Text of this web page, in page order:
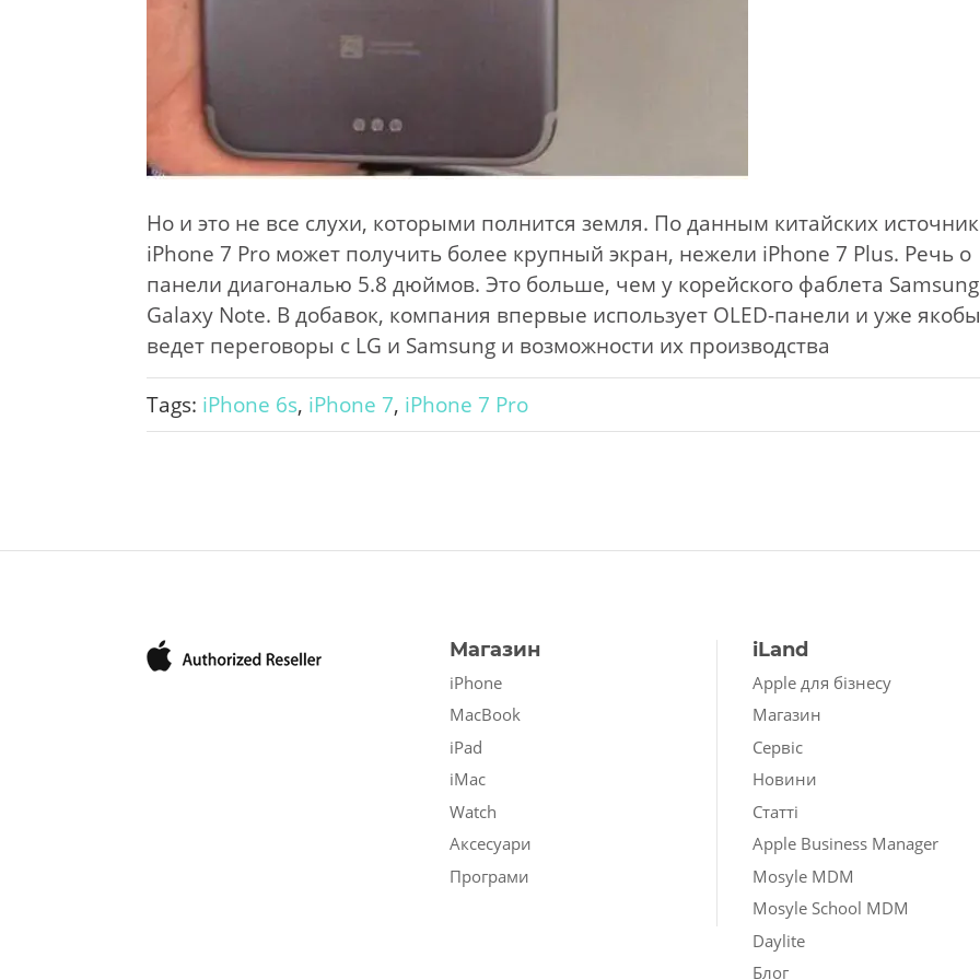
Но и это не все слухи, которыми полнится земля. По данным китайских
iPhone 7 Pro может получить более крупный экран, нежели iPhone 7 Plus. Речь о
панели диагональю 5.8 дюймов. Это больше, чем у корейского фаблета Samsung
Galaxy Note. В добавок, компания впервые использует OLED-панели и уже якобы
ведет переговоры с LG и Samsung и возможности их производства
Tags: iPhone 6s, iPhone 7, iPhone 7 Pro
Магазин
iPhone
MacBook
iPad
iMac
Watch
Аксесуари
Програми
iLand
Apple для бізнесу
Магазин
Сервіс
Новини
Статті
Apple Business Manager
Mosyle MDM
Mosyle School MDM
Daylite
Блог